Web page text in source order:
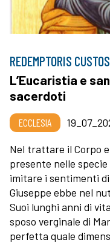
REDEMPTORIS
L’Eucaristia e
sacerdoti
ECCLESIA
Nel trattare il Corpo
presente nelle
imitare i sentimenti
Giuseppe ebbe nel
Suoi lunghi anni di
sposo verginale di
perfetta quale